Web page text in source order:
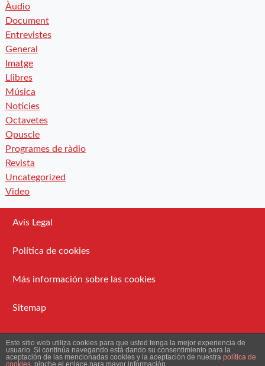
Àudio
Document
Entrevistes
General
Imatge
Llibres
Música
Notícies
Octavetes
Opuscle
Programes de ràdio
Revista
Uncategorized
Video
Avís Legal
Política de cookies
Más información sobre las cookies
Sitemap
Administració
Este sitio web utiliza cookies para que usted tenga la mejor experiencia de
usuario. Si continúa navegando está dando su consentimiento para la
aceptación de las mencionadas cookies y la aceptación de nuestra política de
cookies , pinche el enlace para mayor información.